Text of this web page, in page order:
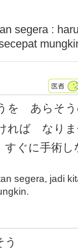
segera :
を あらそう
れば なりま
すぐに手術
segera, jadi